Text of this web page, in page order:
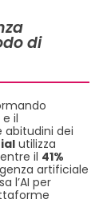
di
il
dei
utilizza
il 41%
artificiale
l’AI per